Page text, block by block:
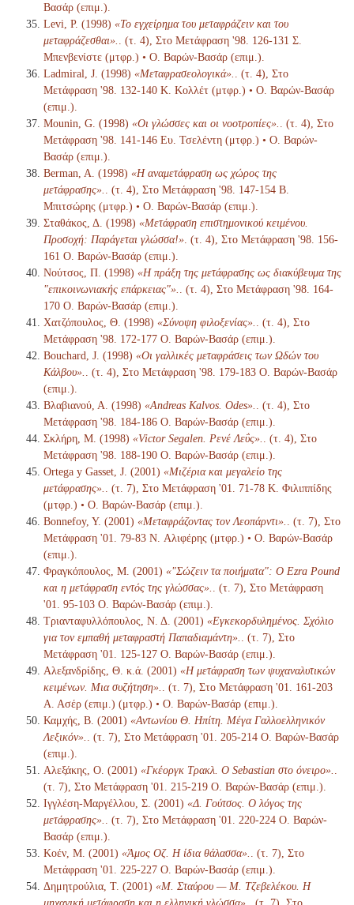
Βασάρ (επιμ.).
Levi, P. (1998) «Το εγχείρημα του μεταφράζειν και του
μεταφράζεσθαι».
. (τ. 4), Στο Μετάφραση '98. 126-131 Σ.
Μπενβενίστε (μτφρ.) • Ο. Βαρών-Βασάρ (επιμ.).
Ladmiral, J. (1998) «Μεταφρασεολογικά».
. (τ. 4), Στο
Μετάφραση '98. 132-140 Κ. Κολλέτ (μτφρ.) • Ο. Βαρών-Βασάρ
(επιμ.).
Mounin, G. (1998) «Οι γλώσσες και οι νοοτροπίες».
. (τ. 4), Στο
Μετάφραση '98. 141-146 Ευ. Τσελέντη (μτφρ.) • Ο. Βαρών-
Βασάρ (επιμ.).
Berman, A. (1998) «Η αναμετάφραση ως χώρος της
μετάφρασης».
. (τ. 4), Στο Μετάφραση '98. 147-154 Β.
Μπιτσώρης (μτφρ.) • Ο. Βαρών-Βασάρ (επιμ.).
Σταθάκος, Δ. (1998) «Μετάφραση επιστημονικού κειμένου.
Προσοχή: Παράγεται γλώσσα!» . (τ. 4), Στο Μετάφραση '98. 156-
161 Ο. Βαρών-Βασάρ (επιμ.).
Νούτσος, Π. (1998) «Η πράξη της μετάφρασης ως διακύβευμα της
"επικοινωνιακής επάρκειας"».
. (τ. 4), Στο Μετάφραση '98. 164-
170 Ο. Βαρών-Βασάρ (επιμ.).
Χατζόπουλος, Θ. (1998) «Σύνοψη φιλοξενίας».
. (τ. 4), Στο
Μετάφραση '98. 172-177 Ο. Βαρών-Βασάρ (επιμ.).
Bouchard, J. (1998) «Οι γαλλικές μεταφράσεις των Ωδών του
Κάλβου».
. (τ. 4), Στο Μετάφραση '98. 179-183 Ο. Βαρών-Βασάρ
(επιμ.).
Βλαβιανού, Α. (1998) «Andreas Kalvos. Odes».
. (τ. 4), Στο
Μετάφραση '98. 184-186 Ο. Βαρών-Βασάρ (επιμ.).
Σκλήρη, Μ. (1998) «Victor Segalen. Ρενέ Λεΰς».
. (τ. 4), Στο
Μετάφραση '98. 188-190 Ο. Βαρών-Βασάρ (επιμ.).
Ortega y Gasset, J. (2001) «Μιζέρια και μεγαλείο της
μετάφρασης».
. (τ. 7), Στο Μετάφραση '01. 71-78 K. Φιλιππίδης
(μτφρ.) • Ο. Βαρών-Βασάρ (επιμ.).
Bonnefoy, Y. (2001) «Μεταφράζοντας τον Λεοπάρντι».
. (τ. 7), Στο
Μετάφραση '01. 79-83 N. Αλιφέρης (μτφρ.) • Ο. Βαρών-Βασάρ
(επιμ.).
Φραγκόπουλος, Μ. (2001) «"Σώζειν τα ποιήματα": Ο Ezra Pound
και η μετάφραση εντός της γλώσσας».
. (τ. 7), Στο Μετάφραση
'01. 95-103 Ο. Βαρών-Βασάρ (επιμ.).
Τριανταφυλλόπουλος, Ν. Δ. (2001) «Εγκεκορδυλημένος. Σχόλιο
για τον εμπαθή μεταφραστή Παπαδιαμάντη».
. (τ. 7), Στο
Μετάφραση '01. 125-127 Ο. Βαρών-Βασάρ (επιμ.).
Αλεξανδρίδης, Θ. κ.ά. (2001) «Η μετάφραση των ψυχαναλυτικών
κειμένων. Μια συζήτηση».
. (τ. 7), Στο Μετάφραση '01. 161-203
Α. Ασέρ (επιμ.) (μτφρ.) • Ο. Βαρών-Βασάρ (επιμ.).
Καμχής, Β. (2001) «Αντωνίου Θ. Ηπίτη. Μέγα Γαλλοελληνικόν
Λεξικόν».
. (τ. 7), Στο Μετάφραση '01. 205-214 Ο. Βαρών-Βασάρ
(επιμ.).
Αλεξάκης, Ο. (2001) «Γκέοργκ Τρακλ. Ο Sebastian στο όνειρο».
(τ. 7), Στο Μετάφραση '01. 215-219 Ο. Βαρών-Βασάρ (επιμ.).
Ιγγλέση-Μαργέλλου, Σ. (2001) «Δ. Γούτσος. Ο λόγος της
μετάφρασης».
. (τ. 7), Στο Μετάφραση '01. 220-224 Ο. Βαρών-
Βασάρ (επιμ.).
Κοέν, Μ. (2001) «Άμος Οζ. Η ίδια θάλασσα».
. (τ. 7), Στο
Μετάφραση '01. 225-227 Ο. Βαρών-Βασάρ (επιμ.).
Δημητρούλια, Τ. (2001) «Μ. Σταύρου — Μ. Τζεβελέκου. Η